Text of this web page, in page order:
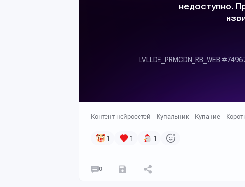
Контент нейросетей Купальник Купание
1 1 1
0